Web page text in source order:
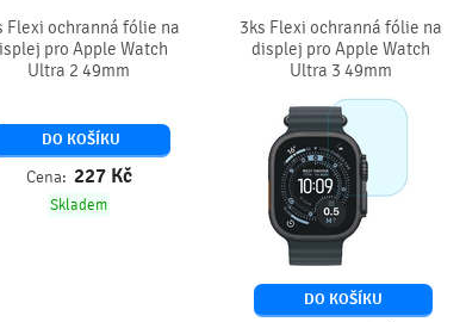
Flexi ochranná fólie na
pro Apple Watch
Ultra 2 49mm
DO KOŠÍKU
Cena: 227 Kč
Skladem
3ks Flexi ochranná fólie na
displej pro Apple Watch
Ultra 3 49mm
DO KOŠÍKU